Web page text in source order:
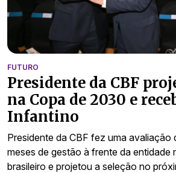
FUTURO
Presidente da CBF
na Copa de 2030 e
Infantino
Presidente da CBF fez uma avaliação
meses de gestão à frente da entidade
brasileiro e projetou a seleção no